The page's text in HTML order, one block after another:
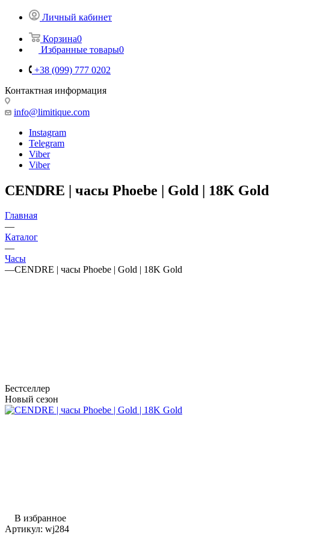
Личный кабинет
Корзина0
Избранные товары0
+38 (099) 777 0202
Контактная информация
info@limitique.com
Instagram
Telegram
Viber
Viber
CENDRE | часы Phoebe | Gold | 18K Gold
Главная
—
Каталог
—
Часы
—CENDRE | часы Phoebe | Gold | 18K Gold
Бестселлер
Новый сезон
В избранное
Артикул: wj284